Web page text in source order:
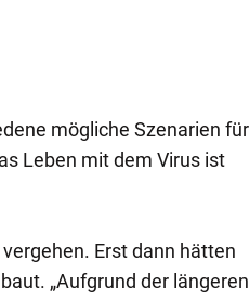
mögliche Szenarien für
Leben mit dem Virus ist
Erst dann hätten
„Aufgrund der längeren